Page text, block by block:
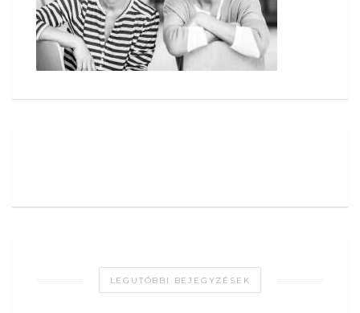
LEGUTÓBBI BEJEGYZÉSEK